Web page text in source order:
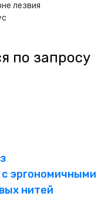
лезвия
по запросу
эргономичными
нитей